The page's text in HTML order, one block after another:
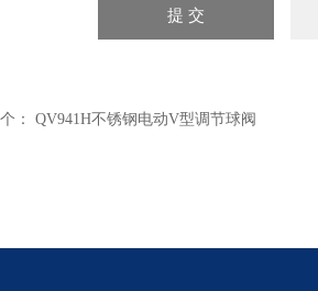
： QV941H不锈钢电动V型调节球阀